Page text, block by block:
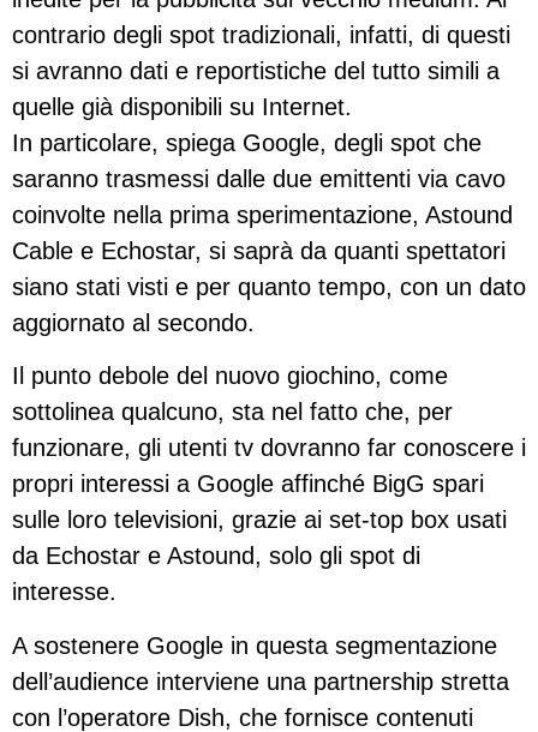
contrario degli spot tradizionali, infatti, di questi
si avranno dati e reportistiche del tutto simili a
quelle già disponibili su Internet.
In particolare, spiega Google, degli spot che
saranno trasmessi dalle due emittenti via cavo
coinvolte nella prima sperimentazione, Astound
Cable e Echostar, si saprà da quanti spettatori
siano stati visti e per quanto tempo, con un dato
aggiornato al secondo.
Il punto debole del nuovo giochino, come
sottolinea qualcuno, sta nel fatto che, per
funzionare, gli utenti tv dovranno far conoscere i
propri interessi a Google affinché BigG spari
sulle loro televisioni, grazie ai set-top box usati
da Echostar e Astound, solo gli spot di
interesse.
A sostenere Google in questa segmentazione
dell’audience interviene una partnership stretta
con l’operatore Dish, che fornisce contenuti